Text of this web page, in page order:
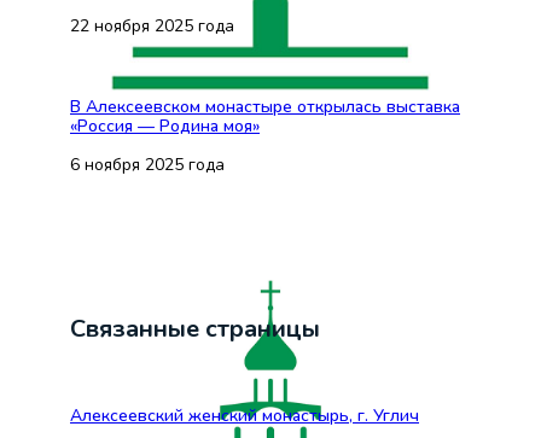
22 ноября 2025 года
В Алексеевском монастыре открылась выставка
«Россия — Родина моя»
6 ноября 2025 года
Связанные страницы
Алексеевский женский монастырь, г. Углич